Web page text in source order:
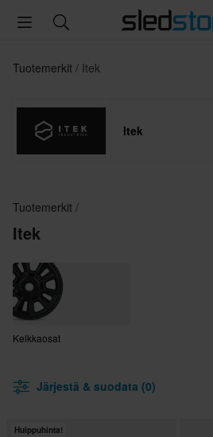
Tuotemerkit Itek
Itek
Tuotemerkit
Itek
Kelkkaosat
Järjestä & suodata (0)
Huippuhinta!